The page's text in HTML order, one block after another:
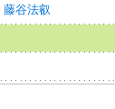
藤谷法叡